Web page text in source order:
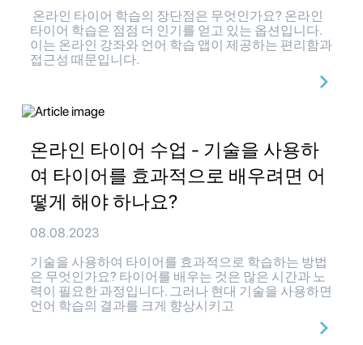
온라인 타이어 학습의 장단점은 무엇인가요? 온라인
타이어 학습은 점점 더 인기를 얻고 있는 옵션입니다.
이는 온라인 강좌와 언어 학습 앱이 제공하는 편리함과
접근성 때문입니다.
온라인 타이어 수업 - 기술을 사용하
여 타이어를 효과적으로 배우려면 어
떻게 해야 하나요?
08.08.2023
기술을 사용하여 타이어를 효과적으로 학습하는 방법
은 무엇인가요? 타이어를 배우는 것은 많은 시간과 노
력이 필요한 과정입니다. 그러나 현대 기술을 사용하면
언어 학습의 결과를 크게 향상시키고